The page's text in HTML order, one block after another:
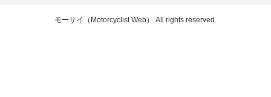
モーサイ（Motorcyclist Web） All rights reserved.